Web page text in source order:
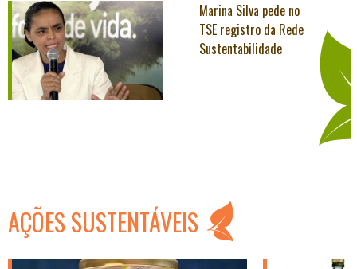
Marina Silva pede no
TSE registro da Rede
Sustentabilidade
AÇÕES SUSTENTÁVEIS